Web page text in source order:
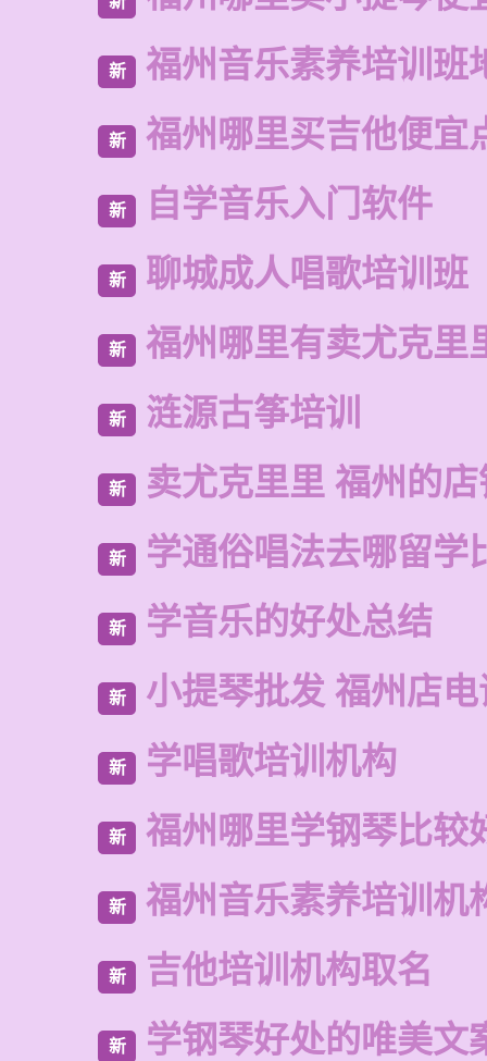
新 福州音乐素养培训班
新 福州哪里买吉他便宜
新 自学音乐入门软件
新 聊城成人唱歌培训班
新 福州哪里有卖尤克里
新 涟源古筝培训
新 卖尤克里里 福州的
新 学通俗唱法去哪留学
新 学音乐的好处总结
新 小提琴批发 福州店
新 学唱歌培训机构
新 福州哪里学钢琴比较
新 福州音乐素养培训机
新 吉他培训机构取名
新 学钢琴好处的唯美文